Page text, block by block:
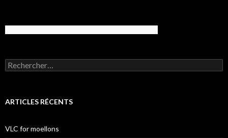
Rechercher :
ARTICLES RÉCENTS
VLC for moellons